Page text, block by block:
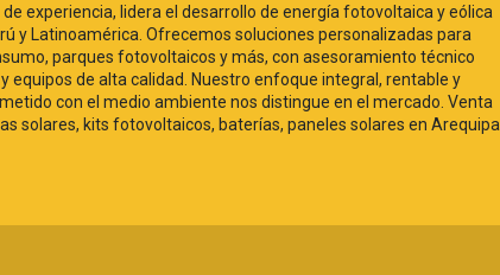
de experiencia, lidera el desarrollo de energía fotovoltaica y eólica
y Latinoamérica. Ofrecemos soluciones personalizadas para
parques fotovoltaicos y más, con asesoramiento técnico
equipos de alta calidad. Nuestro enfoque integral, rentable y
con el medio ambiente nos distingue en el mercado. Venta
solares, kits fotovoltaicos, baterías, paneles solares en Arequipa